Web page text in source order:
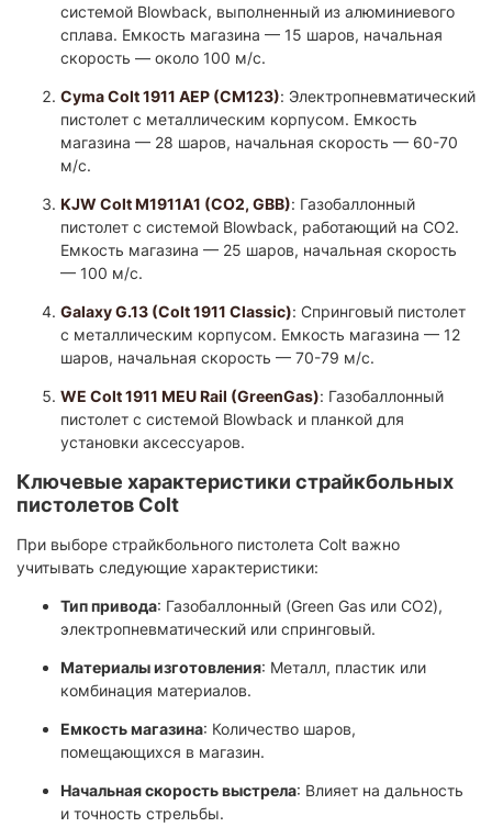
системой Blowback, выполненный из алюминиевого
сплава. Емкость магазина — 15 шаров, начальная
скорость — около 100 м/с.
Cyma Colt 1911 AEP (CM123): Электропневматический
пистолет с металлическим корпусом. Емкость
магазина — 28 шаров, начальная скорость — 60-70
м/с. ​
KJW Colt M1911A1 (CO2, GBB): Газобаллонный
пистолет с системой Blowback, работающий на CO2.
Емкость магазина — 25 шаров, начальная скорость
— 100 м/с. ​
Galaxy G.13 (Colt 1911 Classic): Спринговый пистолет
с металлическим корпусом. Емкость магазина — 12
шаров, начальная скорость — 70-79 м/с. ​
WE Colt 1911 MEU Rail (GreenGas): Газобаллонный
пистолет с системой Blowback и планкой для
установки аксессуаров.
Ключевые характеристики страйкбольных
пистолетов Colt
При выборе страйкбольного пистолета Colt важно
учитывать следующие характеристики:
Тип привода: Газобаллонный (Green Gas или CO2),
электропневматический или спринговый.
Материалы изготовления: Металл, пластик или
комбинация материалов.​
Емкость магазина: Количество шаров,
помещающихся в магазин.​
Начальная скорость выстрела: Влияет на дальность
и точность стрельбы.​